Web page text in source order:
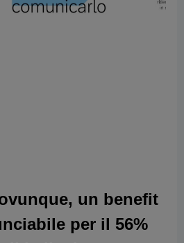
un benefit
per il 56%
ricerca condotta da SAP
su 6 per almeno una
ha lavorato da un Paese